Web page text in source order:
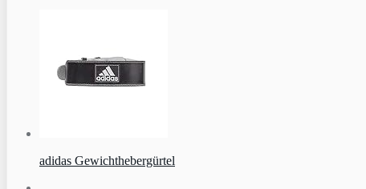
adidas Gewichthebergürtel